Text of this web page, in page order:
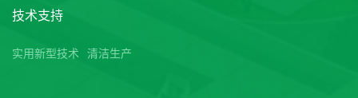
技术支持
实用新型技术 清洁生产